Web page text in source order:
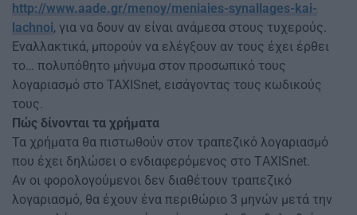
http://www.aade.gr/menoy/meniaies-synallages-kai-
lachnoi, για να δουν αν είναι ανάμεσα στους τυχερούς.
Εναλλακτικά, μπορούν να ελέγξουν αν τους έχει έρθει
το… πολυπόθητο μήνυμα στον προσωπικό τους
λογαριασμό στο TAXISnet, εισάγοντας τους κωδικούς
τους.
Πώς δίνονται τα χρήματα
Τα χρήματα θα πιστωθούν στον τραπεζικό λογαριασμό
που έχει δηλώσει ο ενδιαφερόμενος στο TΑΧΙSnet.
Αν οι φορολογούμενοι δεν διαθέτουν τραπεζικό
λογαριασμό, θα έχουν ένα περιθώριο 3 μηνών μετά την